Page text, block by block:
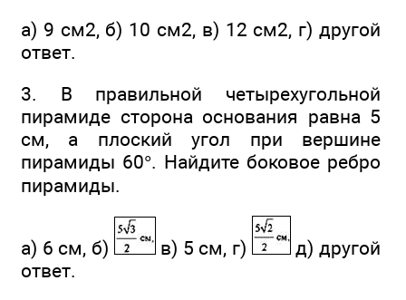
а) 9 см2, б) 10 см2, в) 12 см2, г) другой
ответ.
3. В правильной четырехугольной
пирамиде сторона основания равна 5
см, а плоский угол при вершине
пирамиды 60°. Найдите боковое ребро
пирамиды.
а) 6 см, б) в) 5 см, г)
д) другой
ответ.